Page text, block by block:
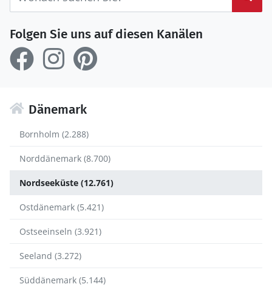
Folgen Sie uns auf diesen Kanälen
Dänemark
Bornholm (2.288)
Norddänemark (8.700)
Nordseeküste (12.761)
Ostdänemark (5.421)
Ostseeinseln (3.921)
Seeland (3.272)
Süddänemark (5.144)